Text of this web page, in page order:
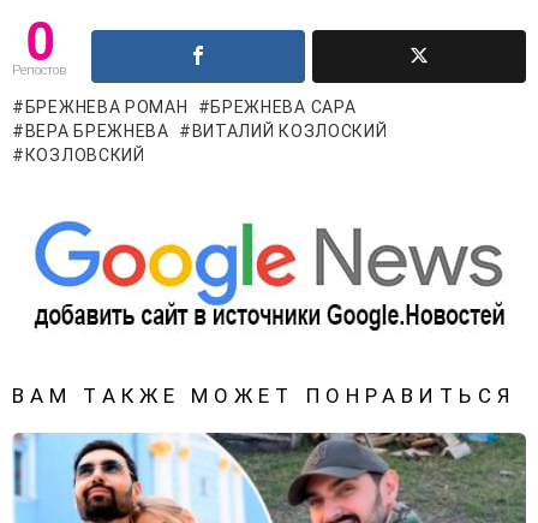
0
Репостов
БРЕЖНЕВА РОМАН
БРЕЖНЕВА САРА
ВЕРА БРЕЖНЕВА
ВИТАЛИЙ КОЗЛОСКИЙ
КОЗЛОВСКИЙ
ВАМ ТАКЖЕ МОЖЕТ ПОНРАВИТЬСЯ